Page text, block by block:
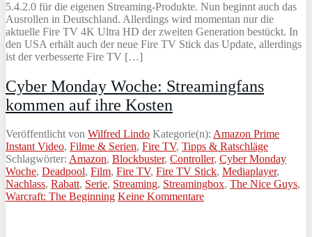
5.4.2.0 für die eigenen Streaming-Produkte. Nun beginnt auch das
Ausrollen in Deutschland. Allerdings wird momentan nur die
aktuelle Fire TV 4K Ultra HD der zweiten Generation bestückt. In
den USA erhält auch der neue Fire TV Stick das Update, allerdings
ist der verbesserte Fire TV […]
Cyber Monday Woche: Streamingfans
kommen auf ihre Kosten
Veröffentlicht von Wilfred Lindo Kategorie(n): Amazon Prime
Instant Video, Filme & Serien, Fire TV, Tipps & Ratschläge
Schlagwörter: Amazon, Blockbuster, Controller, Cyber Monday
Woche, Deadpool, Film, Fire TV, Fire TV Stick, Mediaplayer,
Nachlass, Rabatt, Serie, Streaming, Streamingbox, The Nice Guys,
Warcraft: The Beginning Keine Kommentare